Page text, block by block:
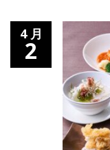
4 月
2